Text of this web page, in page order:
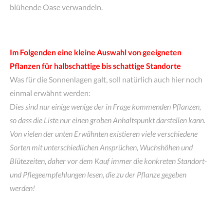
blühende Oase verwandeln.
Im Folgenden eine kleine Auswahl von geeigneten
Pflanzen für halbschattige bis schattige Standorte
Was für die Sonnenlagen galt, soll natürlich auch hier noch
einmal erwähnt werden:
Dies sind nur einige wenige der in Frage kommenden Pflanzen,
so dass die Liste nur einen groben Anhaltspunkt darstellen kann.
Von vielen der unten Erwähnten existieren viele verschiedene
Sorten mit unterschiedlichen Ansprüchen, Wuchshöhen und
Blütezeiten, daher vor dem Kauf immer die konkreten Standort-
und Pflegeempfehlungen lesen, die zu der Pflanze gegeben
werden!